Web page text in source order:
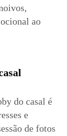
ao
do casal é
e
de fotos